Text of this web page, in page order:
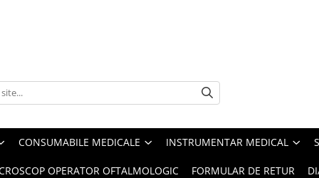
CONSUMABILE MEDICALE INSTRUMENTAR MEDICAL
OPERATOR OFTALMOLOGIC FORMULAR DE RETUR